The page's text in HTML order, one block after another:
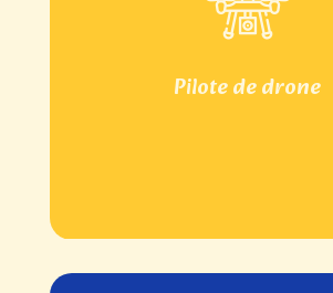
Pilote de drone
Pilote de drone
équipé en matériel stabilisé et